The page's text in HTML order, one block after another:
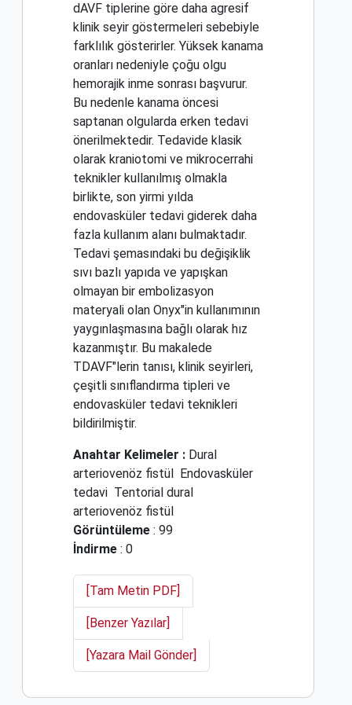
dAVF tiplerine göre daha agresif
klinik seyir göstermeleri sebebiyle
farklılık gösterirler. Yüksek kanama
oranları nedeniyle çoğu olgu
hemorajik inme sonrası başvurur.
Bu nedenle kanama öncesi
saptanan olgularda erken tedavi
önerilmektedir. Tedavide klasik
olarak kraniotomi ve mikrocerrahi
teknikler kullanılmış olmakla
birlikte, son yirmi yılda
endovasküler tedavi giderek daha
fazla kullanım alanı bulmaktadır.
Tedavi şemasındaki bu değişiklik
sıvı bazlı yapıda ve yapışkan
olmayan bir embolizasyon
materyali olan Onyx"in kullanımının
yaygınlaşmasına bağlı olarak hız
kazanmıştır. Bu makalede
TDAVF"lerin tanısı, klinik seyirleri,
çeşitli sınıflandırma tipleri ve
endovasküler tedavi teknikleri
bildirilmiştir.
Anahtar Kelimeler : Dural
arteriovenöz fistül
Endovasküler
tedavi Tentorial dural
arteriovenöz fistül
Görüntüleme : 99
İndirme : 0
[Tam Metin PDF]
[Benzer Yazılar]
[Yazara Mail Gönder]